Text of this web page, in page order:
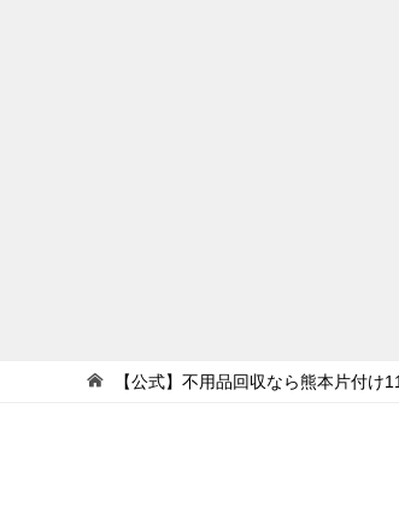
【公式】不用品回収なら熊本片付け